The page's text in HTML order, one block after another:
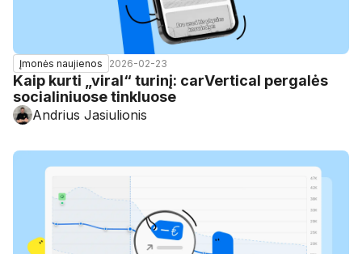
Įmonės naujienos 2026-02-23
Kaip kurti „viral“ turinį: carVertical pergalės
socialiniuose tinkluose
Andrius Jasiulionis